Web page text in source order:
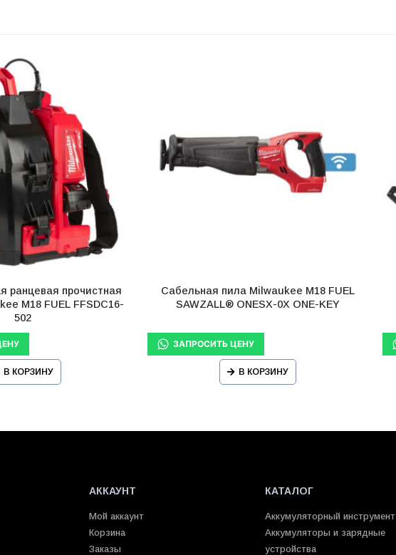
ранцевая прочистная
M18 FUEL FFSDC16-
502
В КОРЗИНУ
Сабельная пила Milwaukee М18 FUEL
SAWZALL® ONESX-0X ONE-KEY
В КОРЗИНУ
АККАУНТ
Мой аккаунт
Корзина
Заказы
КАТАЛОГ
Аккумуляторный инструмент
Аккумуляторы и зарядные
устройства